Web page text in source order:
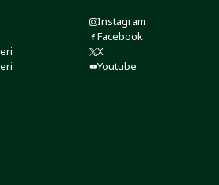
Instagram
Facebook
X
Youtube